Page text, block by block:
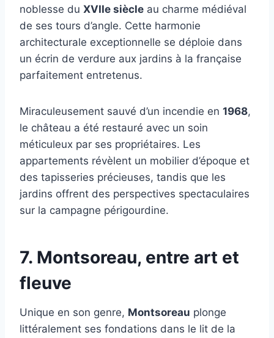
noblesse du XVIIe siècle au charme médiéval
de ses tours d’angle. Cette harmonie
architecturale exceptionnelle se déploie dans
un écrin de verdure aux jardins à la française
parfaitement entretenus.
Miraculeusement sauvé d’un incendie en 1968,
le château a été restauré avec un soin
méticuleux par ses propriétaires. Les
appartements révèlent un mobilier d’époque et
des tapisseries précieuses, tandis que les
jardins offrent des perspectives spectaculaires
sur la campagne périgourdine.
7. Montsoreau, entre art et
fleuve
Unique en son genre, Montsoreau plonge
littéralement ses fondations dans le lit de la